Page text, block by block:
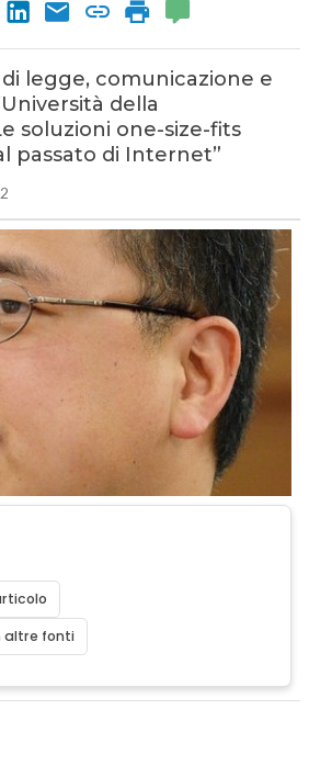
legge, comunicazione e
della
soluzioni one-size-fits
passato di Internet”
altre fonti